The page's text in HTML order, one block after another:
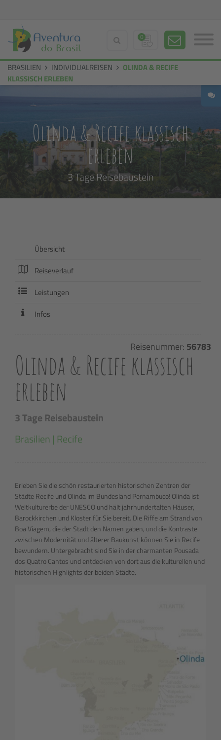
0
BRASILIEN INDIVIDUALREISEN
OLINDA & RECIFE
KLASSISCH ERLEBEN
Olinda & Recife klassisch
erleben
3 Tage Reisebaustein
Übersicht
Reiseverlauf
Leistungen
Infos
Reisenummer: 56783
Olinda & Recife klassisch
erleben
3 Tage Reisebaustein
Brasilien | Recife
Erleben Sie die schön restaurierten historischen Zentren der
Städte Recife und Olinda im Bundesland Pernambuco! Olinda ist
Weltkulturerbe der UNESCO und hält jahrhundertalten Häuser,
Barockkirchen und Kloster für Sie bereit. Die Riffe am Strand von
Boa Viagem, die der Stadt den Namen gaben, und die Kontraste
zwischen Modernität und älterer Baukunst können Sie in Recife
bewundern. Untergebracht sind Sie in der charmanten Pousada
dos Quatro Cantos und entdecken von dort aus die kulturellen und
historischen Highlights der beiden Städte.